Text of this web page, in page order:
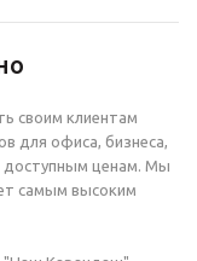
своим клиентам
для офиса, бизнеса,
доступным ценам. Мы
самым высоким